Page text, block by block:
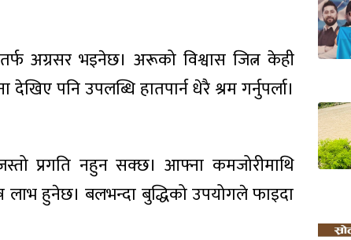
अग्रसर भइनेछ। अरूको विश्वास जित्न केही
पनि उपलब्धि हातपार्न धेरै श्रम गर्नुपर्ला।
प्रगति नहुन सक्छ। आफ्ना कमजोरीमाथि
लाभ हुनेछ। बलभन्दा बुद्धिको उपयोगले फाइदा